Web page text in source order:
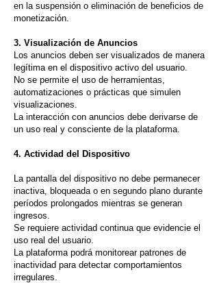
en la suspensión o eliminación de beneficios de
monetización.
3. Visualización de Anuncios
Los anuncios deben ser visualizados de manera
legítima en el dispositivo activo del usuario.
No se permite el uso de herramientas,
automatizaciones o prácticas que simulen
visualizaciones.
La interacción con anuncios debe derivarse de
un uso real y consciente de la plataforma.
4. Actividad del Dispositivo
La pantalla del dispositivo no debe permanecer
inactiva, bloqueada o en segundo plano durante
períodos prolongados mientras se generan
ingresos.
Se requiere actividad continua que evidencie el
uso real del usuario.
La plataforma podrá monitorear patrones de
inactividad para detectar comportamientos
irregulares.